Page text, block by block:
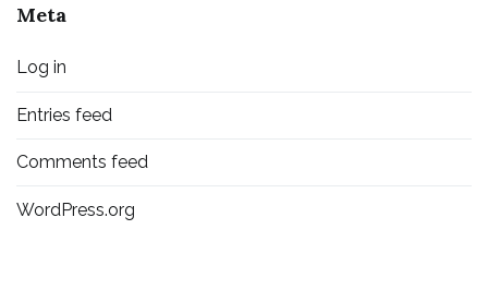
Meta
Log in
Entries feed
Comments feed
WordPress.org